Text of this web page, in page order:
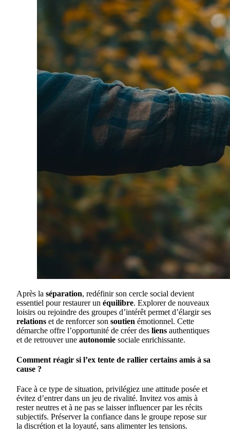
Après la séparation, redéfinir son cercle social devient
essentiel pour restaurer un équilibre. Explorer de nouveaux
loisirs ou rejoindre des groupes d’intérêt permet d’élargir ses
relations et de renforcer son soutien émotionnel. Cette
démarche offre l’opportunité de créer des liens authentiques
et de retrouver une autonomie sociale enrichissante.
Comment réagir si l’ex tente de rallier certains amis à sa
cause ?
Face à ce type de situation, privilégiez une attitude posée et
évitez d’entrer dans un jeu de rivalité. Invitez vos amis à
rester neutres et à ne pas se laisser influencer par les récits
subjectifs. Préserver la confiance dans le groupe repose sur
la discrétion et la loyauté, sans alimenter les tensions.